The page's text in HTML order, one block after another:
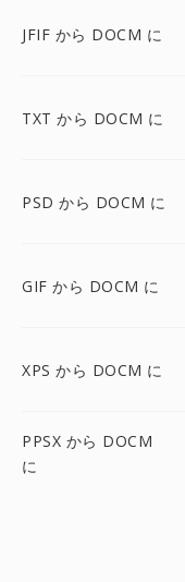
JFIF から DOCM に
TXT から DOCM に
PSD から DOCM に
GIF から DOCM に
XPS から DOCM に
PPSX から DOCM
に